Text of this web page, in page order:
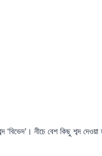
‘বিভেদ’। নীচে বেশ কিছু শব্দ